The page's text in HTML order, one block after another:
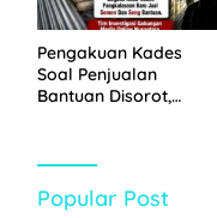
Pengakuan Kades
Soal Penjualan
Bantuan Disorot,
Popular Post